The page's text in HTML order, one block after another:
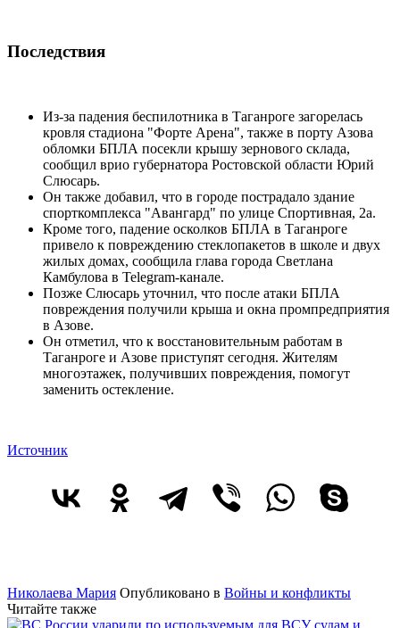
Последствия
Из-за падения беспилотника в Таганроге загорелась
кровля стадиона "Форте Арена", также в порту Азова
обломки БПЛА посекли крышу зернового склада,
сообщил врио губернатора Ростовской области Юрий
Слюсарь.
Он также добавил, что в городе пострадало здание
спорткомплекса "Авангард" по улице Спортивная, 2а.
Кроме того, падение осколков БПЛА в Таганроге
привело к повреждению стеклопакетов в школе и двух
жилых домах, сообщила глава города Светлана
Камбулова в Telegram-канале.
Позже Слюсарь уточнил, что после атаки БПЛА
повреждения получили крыша и окна промпредприятия
в Азове.
Он отметил, что к восстановительным работам в
Таганроге и Азове приступят сегодня. Жителям
многоэтажек, получивших повреждения, помогут
заменить остекление.
Источник
Николаева Мария Опубликовано в Войны и конфликты
Читайте также